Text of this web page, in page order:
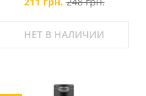
НЕТ В НАЛИЧИИ